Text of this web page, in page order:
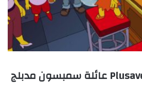
فيلم كرتون Plusaversary عائلة سمبسون مدبلج